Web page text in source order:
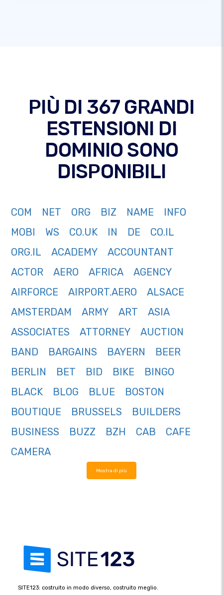
PIÙ DI 367 GRANDI
ESTENSIONI DI
DOMINIO SONO
DISPONIBILI
COM NET ORG BIZ NAME
INFO
MOBI
WS CO.UK IN DE
CO.IL
ORG.IL
ACADEMY
ACCOUNTANT
ACTOR
AERO AFRICA
AGENCY
AIRFORCE
AIRPORT.AERO
ALSACE
AMSTERDAM
ARMY ART
ASIA
ASSOCIATES
ATTORNEY
AUCTION
BAND
BARGAINS BAYERN
BEER
BERLIN
BET BID BIKE
BINGO
BLACK
BLOG BLUE
BOSTON
BOUTIQUE
BRUSSELS
BUILDERS
BUSINESS
BUZZ BZH CAB
CAFE
CAMERA
Mostra di più
SITE123: costruito in modo diverso, costruito meglio.